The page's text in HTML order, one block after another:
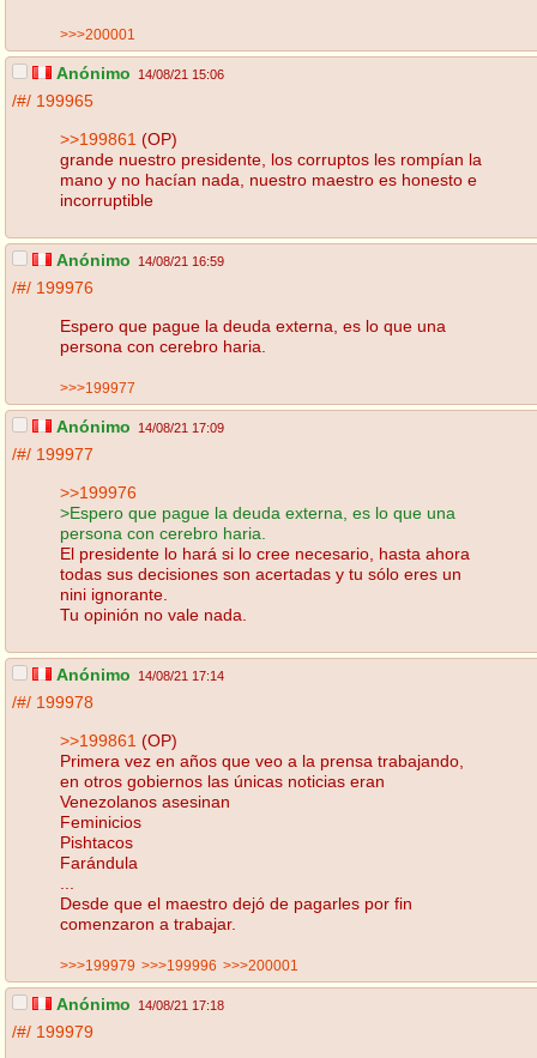
>>>200001
Anónimo 14/08/21 15:06
/#/ 199965
>>199861 (OP)
grande nuestro presidente, los corruptos les rompían la
mano y no hacían nada, nuestro maestro es honesto e
incorruptible
Anónimo 14/08/21 16:59
/#/ 199976
Espero que pague la deuda externa, es lo que una
persona con cerebro haria.
>>>199977
Anónimo 14/08/21 17:09
/#/ 199977
>>199976
>Espero que pague la deuda externa, es lo que una
persona con cerebro haria.
El presidente lo hará si lo cree necesario, hasta ahora
todas sus decisiones son acertadas y tu sólo eres un
nini ignorante.
Tu opinión no vale nada.
Anónimo 14/08/21 17:14
/#/ 199978
>>199861 (OP)
Primera vez en años que veo a la prensa trabajando,
en otros gobiernos las únicas noticias eran
Venezolanos asesinan
Feminicios
Pishtacos
Farándula
Desde que el maestro dejó de pagarles por fin
comenzaron a trabajar.
>>>199979 >>>199996 >>>200001
Anónimo 14/08/21 17:18
/#/ 199979